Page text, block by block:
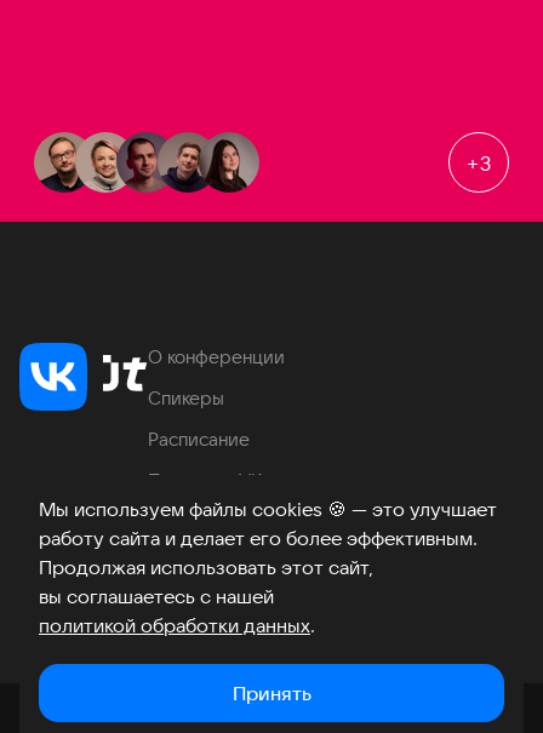
Мы используем файлы cookies 🍪 — это улучшает
работу сайта и делает его более эффективным.
Продолжая использовать этот сайт,
вы соглашаетесь с нашей
политикой обработки данных.
Принять
Закрыть
+3
О конференции
Спикеры
Расписание
Продукты VK
Место проведения
Часто задаваемые вопросы
ТелеграмВКонтакте
Хабр
Возникли вопросы? ©2026